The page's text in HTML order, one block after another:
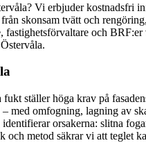
Vi erbjuder
skonsam tvätt och
fastighetsförvaltare och
ställer höga krav på
med omfogning, lagning av
orsakerna: slitna
metod säkrar vi att teglet